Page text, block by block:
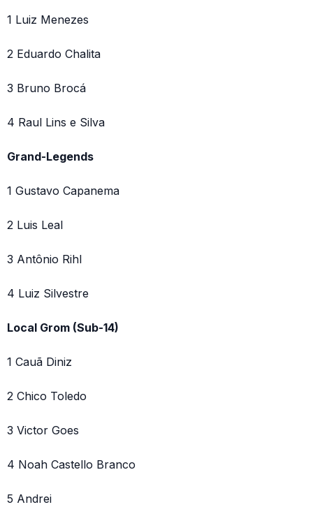
1 Luiz Menezes
2 Eduardo Chalita
3 Bruno Brocá
4 Raul Lins e Silva
Grand-Legends
1 Gustavo Capanema
2 Luis Leal
3 Antônio Rihl
4 Luiz Silvestre
Local Grom (Sub-14)
1 Cauã Diniz
2 Chico Toledo
3 Victor Goes
4 Noah Castello Branco
5 Andrei